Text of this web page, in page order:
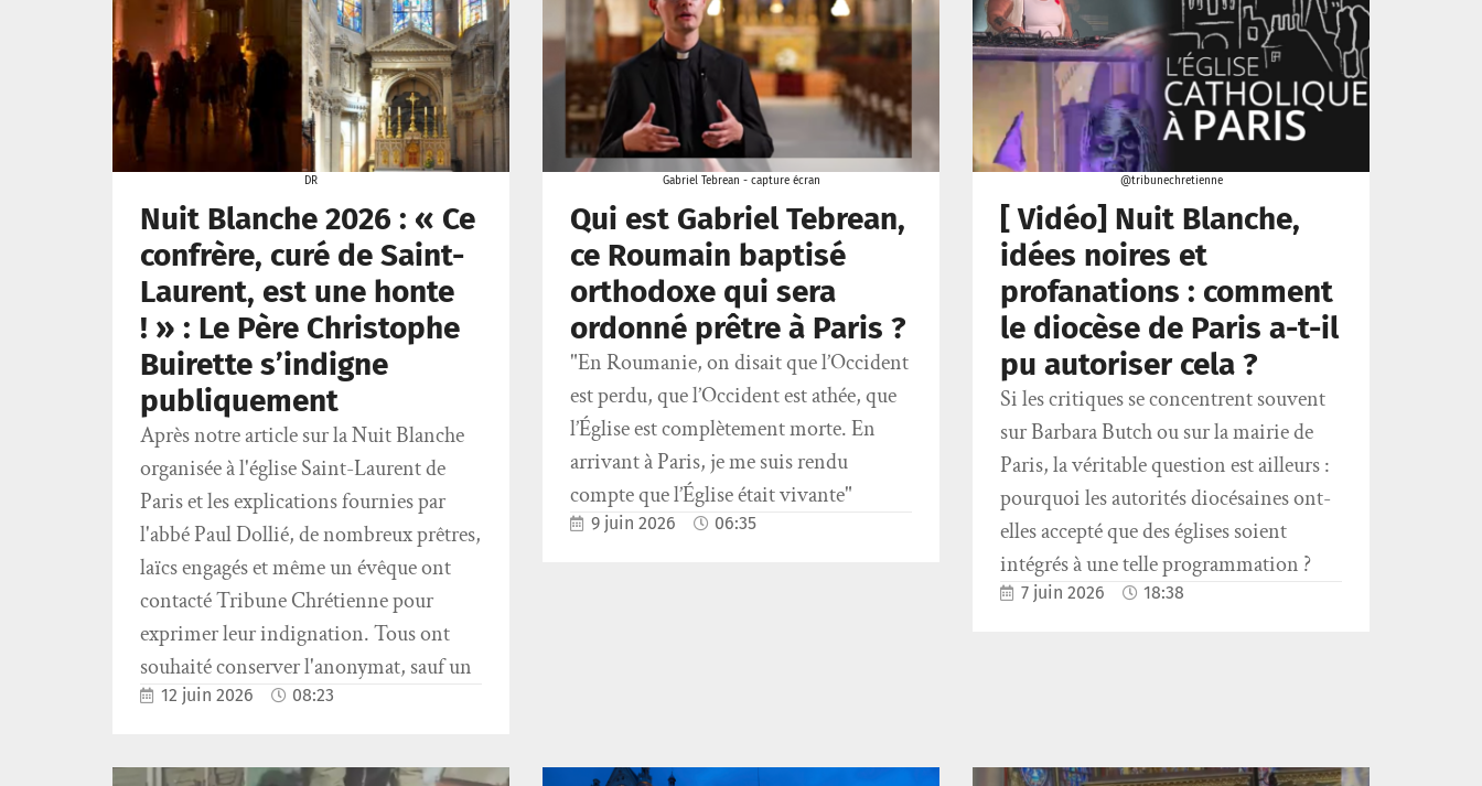
DR
Nuit Blanche 2026 : « Ce
confrère, curé de Saint-
Laurent, est une honte
! » : Le Père Christophe
Buirette s’indigne
publiquement
Après notre article sur la Nuit Blanche
organisée à l'église Saint-Laurent de
Paris et les explications fournies par
l'abbé Paul Dollié, de nombreux prêtres,
laïcs engagés et même un évêque ont
contacté Tribune Chrétienne pour
exprimer leur indignation. Tous ont
souhaité conserver l'anonymat, sauf un
12 juin 2026 08:23
Gabriel Tebrean - capture écran
Qui est Gabriel Tebrean,
ce Roumain baptisé
orthodoxe qui sera
ordonné prêtre à Paris ?
"En Roumanie, on disait que l’Occident
est perdu, que l’Occident est athée, que
l’Église est complètement morte. En
arrivant à Paris, je me suis rendu
compte que l’Église était vivante"
9 juin 2026 06:35
@tribunechretienne
[ Vidéo] Nuit Blanche,
idées noires et
profanations : comment
le diocèse de Paris a-t-il
pu autoriser cela ?
Si les critiques se concentrent souvent
sur Barbara Butch ou sur la mairie de
Paris, la véritable question est ailleurs :
pourquoi les autorités diocésaines ont-
elles accepté que des églises soient
intégrés à une telle programmation ?
7 juin 2026 18:38